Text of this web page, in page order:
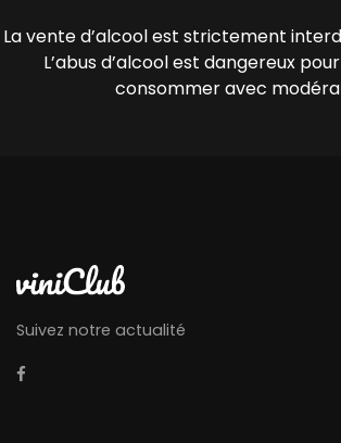
La vente d’alcool est strictement
L’abus d’alcool est dangereux
consommer avec
Suivez notre actualité